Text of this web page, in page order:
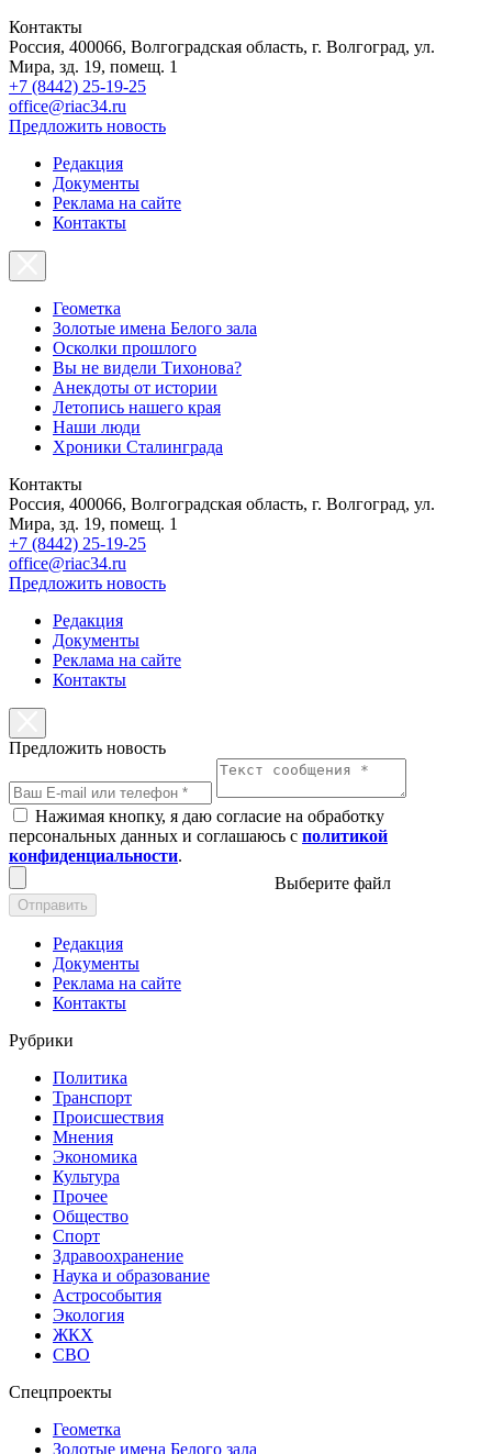
Контакты
Россия, 400066, Волгоградская область, г. Волгоград, ул.
Мира, зд. 19, помещ. 1
+7 (8442) 25-19-25
office@riac34.ru
Предложить новость
Редакция
Документы
Реклама на сайте
Контакты
Геометка
Золотые имена Белого зала
Осколки прошлого
Вы не видели Тихонова?
Анекдоты от истории
Летопись нашего края
Наши люди
Хроники Сталинграда
Контакты
Россия, 400066, Волгоградская область, г. Волгоград, ул.
Мира, зд. 19, помещ. 1
+7 (8442) 25-19-25
office@riac34.ru
Предложить новость
Редакция
Документы
Реклама на сайте
Контакты
Предложить новость
Нажимая кнопку, я даю согласие на обработку
персональных данных и соглашаюсь с политикой
конфиденциальности.
Выберите файл
Отправить
Редакция
Документы
Реклама на сайте
Контакты
Рубрики
Политика
Транспорт
Происшествия
Мнения
Экономика
Культура
Прочее
Общество
Спорт
Здравоохранение
Наука и образование
Астрособытия
Экология
ЖКХ
СВО
Спецпроекты
Геометка
Золотые имена Белого зала